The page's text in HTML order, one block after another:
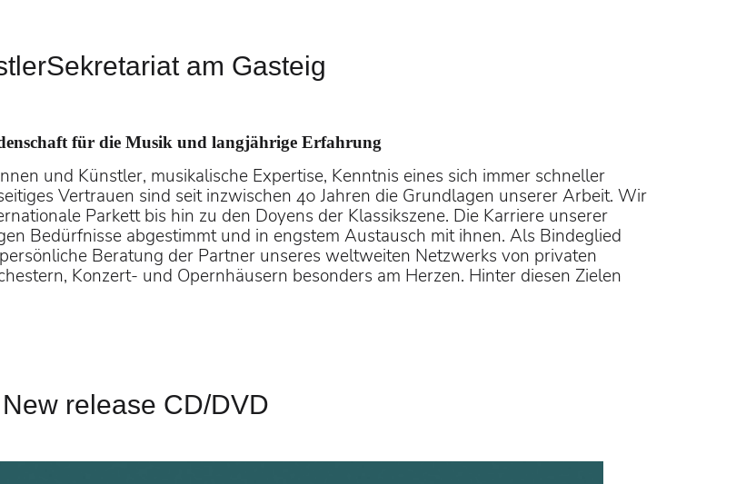
Mozartwoche 2026 Salzburg, Regie: Rolando Villazón)
Carrel (Debüt) bei den Bayreuther
am Gasteig
für die Musik und langjährige Erfahrung
und Künstler, musikalische Expertise, Kenntnis eines sich immer schneller
Vertrauen sind seit inzwischen 40 Jahren die Grundlagen unserer Arbeit. Wir
Parkett bis hin zu den Doyens der Klassikszene. Die Karriere unserer
Bedürfnisse abgestimmt und in engstem Austausch mit ihnen. Als Bindeglied
Beratung der Partner unseres weltweiten Netzwerks von privaten
Konzert- und Opernhäusern besonders am Herzen. Hinter diesen Zielen
New release CD/DVD